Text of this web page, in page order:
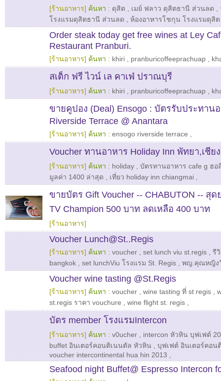
[ร้านอาหาร] ค้นหา : ดุสิต เมย์ ฟลาว ดุสิตธานี ส่วนลด
โรงแรมดุสิตธานี ส่วนลด
ห้องอาหารโชกุน โรงแรมดุสิต
Order steak today get free wines at Ley
Restaurant Pranburi.
[ร้านอาหาร] ค้นหา : khiri pranburicoffeeprachuap
สเต็ก ฟรี ไวน์ เล คาเฟ่ ปราณบุรี
[ร้านอาหาร] ค้นหา : khiri pranburicoffeeprachuap
ขายคูปอง (Deal) Ensogo : บัตรรับประทาน
Riverside Terrace @ Anantara
[ร้านอาหาร] ค้นหา : ensogo riverside terrace
Voucher ทานอาหาร Holiday Inn พัทยา,เชีย
[ร้านอาหาร] ค้นหา : holiday
บัตรทานอาหาร cafe g ฮอ
มูลค่า 1400 ล่าสุด
เที่ยว holiday inn chiangmai
ขายบัตร Gift Voucher -- CHABUTON -- สุ
TV Champion 500 บาท ลดเหลือ 400 บาท
[ร้านอาหาร]
Voucher Lunch@St..Regis
[ร้านอาหาร] ค้นหา : voucher set lunch viu st.regis
รี
bangkok
set lunchViu โรงแรม St. Regis พญ.คุณหญิง
Voucher wine tasting @St.Regis
[ร้านอาหาร] ค้นหา : voucher wine tasting ที่ st regis
st.regis ราคา vouchure
wine flight st. regis
บัตร member โรงแรมIntercon
[ร้านอาหาร] ค้นหา : v0ucher
intercon หัวหิน บุฟเฟต์
buffet อินเตอร์คอนติเนนตัล หัวหิน
บุฟเฟต์ อินเตอร์คอน
voucher intercontinental hua hin 2013
Seafood night Buffet@ Espresso Intercon